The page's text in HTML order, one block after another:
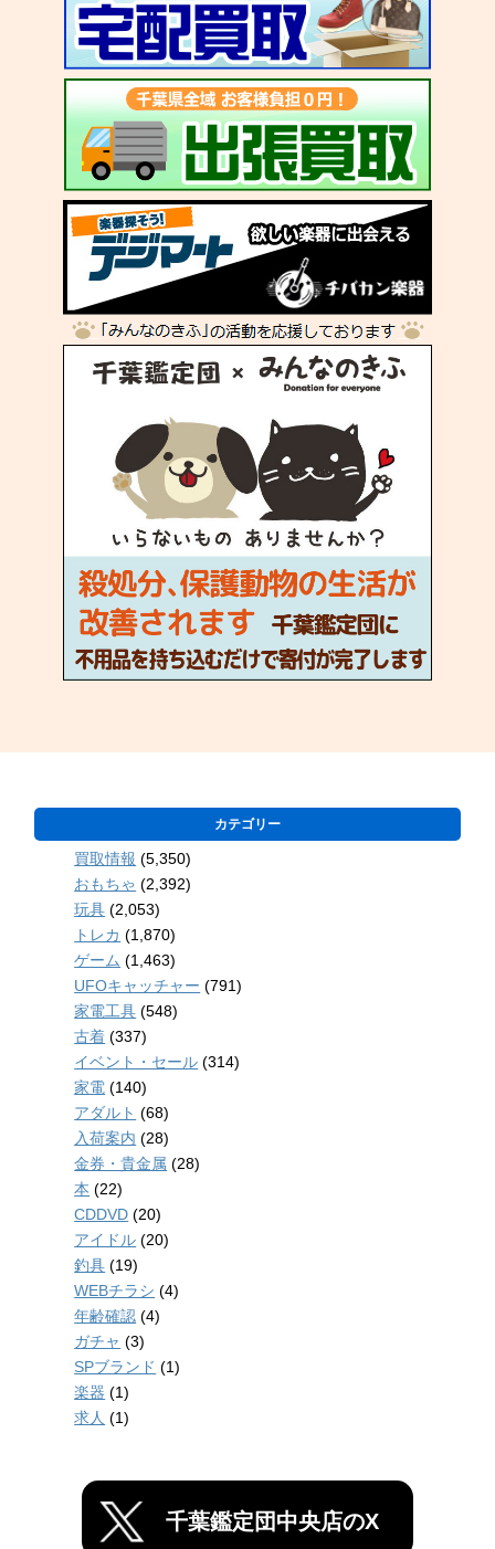
カテゴリー
買取情報 (5,350)
おもちゃ (2,392)
玩具 (2,053)
トレカ (1,870)
ゲーム (1,463)
UFOキャッチャー (791)
家電工具 (548)
古着 (337)
イベント・セール (314)
家電 (140)
アダルト (68)
入荷案内 (28)
金券・貴金属 (28)
本 (22)
CDDVD (20)
アイドル (20)
釣具 (19)
WEBチラシ (4)
年齢確認 (4)
ガチャ (3)
SPブランド (1)
楽器 (1)
求人 (1)
千葉鑑定団中央店のX